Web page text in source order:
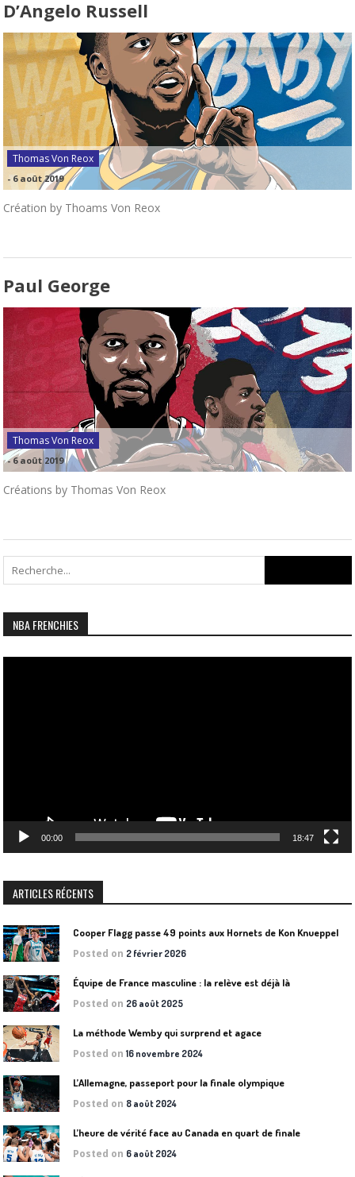
D’Angelo Russell
Thomas Von Reox
-6 août 2019
Création by Thoams Von Reox
Paul George
Thomas Von Reox
-6 août 2019
Créations by Thomas Von Reox
for:
NBA FRENCHIES
00:00 18:47
ARTICLES RÉCENTS
Cooper Flagg passe 49 points aux Hornets de Kon Knueppel
Posted on 2 février 2026
Équipe de France masculine : la relève est déjà là
Posted on 26 août 2025
La méthode Wemby qui surprend et agace
Posted on16 novembre 2024
L’Allemagne, passeport pour la finale olympique
Posted on 8 août 2024
L’heure de vérité face au Canada en quart de finale
Posted on 6 août 2024